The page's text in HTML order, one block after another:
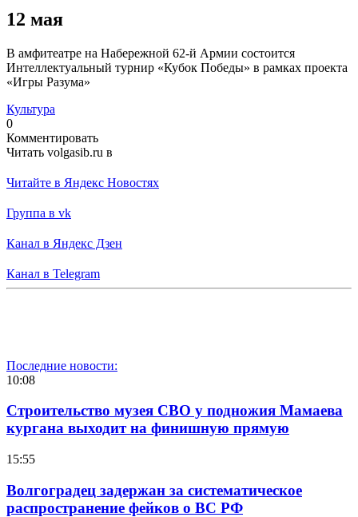
12 мая
В амфитеатре на Набережной 62-й Армии состоится
Интеллектуальный турнир «Кубок Победы» в рамках проекта
«Игры Разума»
Культура
0
Комментировать
Читать volgasib.ru в
Читайте в Яндекс Новостях
Группа в vk
Канал в Яндекс Дзен
Канал в Telegram
Последние новости:
10:08
Строительство музея СВО у подножия Мамаева
кургана выходит на финишную прямую
15:55
Волгоградец задержан за систематическое
распространение фейков о ВС РФ